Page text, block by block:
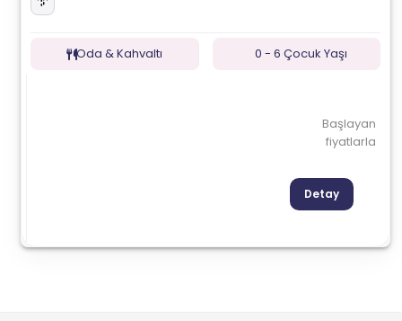
Oda & Kahvaltı 0 - 6 Çocuk Yaşı
Başlayan
fiyatlarla
Detay